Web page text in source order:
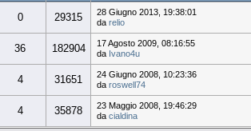
0 29315
28 Giugno 2013, 19:38:01
da relio
36 182904
17 Agosto 2009, 08:16:55
da Ivano4u
4 31651
24 Giugno 2008, 10:23:36
da roswell74
4 35878
23 Maggio 2008, 19:46:29
da cialdina